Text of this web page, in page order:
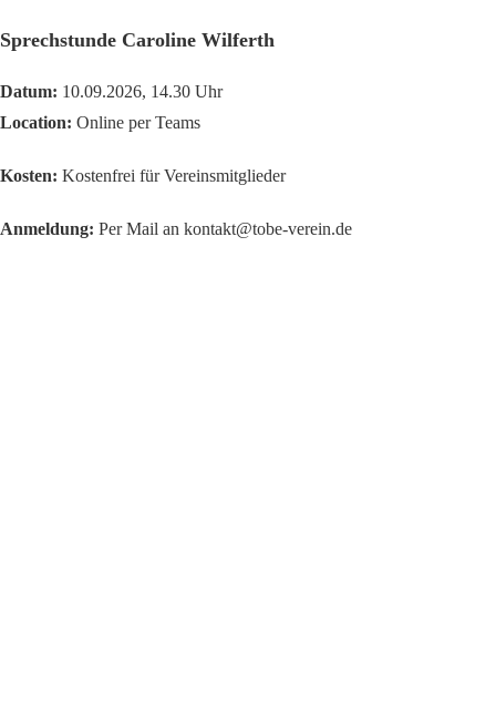
Sprechstunde Caroline Wilferth
Datum: 10.09.2026, 14.30 Uhr
Location: Online per Teams
Kosten: Kostenfrei für Vereinsmitglieder
Anmeldung: Per Mail an kontakt@tobe-verein.de